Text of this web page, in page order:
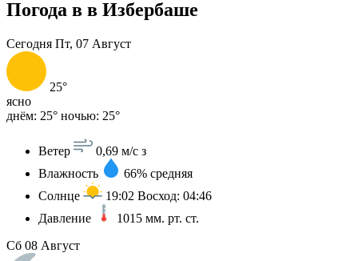
Погода в в Избербаше
Сегодня Пт, 07 Август
25°
ясно
днём: 25° ночью: 25°
Ветер 0,69 м/с з
Влажность
66% средняя
Солнце
19:02 Восход: 04:46
Давление
1015 мм. рт. ст.
Сб 08 Август